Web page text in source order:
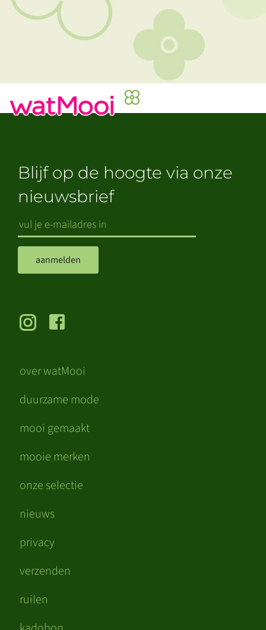
over watMooi
duurzame mode
mooi gemaakt
mooie merken
onze selectie
nieuws
privacy
verzenden
ruilen
Blijf op de hoogte via onze
nieuwsbrief
aanmelden